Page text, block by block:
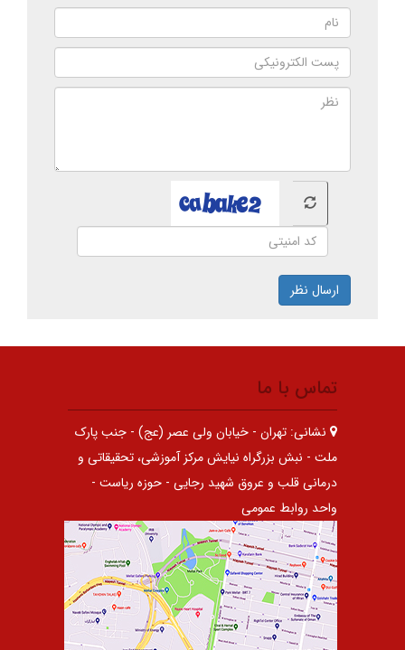
ارسال نظر
تماس با ما
نشانی: تهران - خیابان ولی عصر (عج) - جنب پارک
ملت - نبش بزرگراه نیایش مرکز آموزشی، تحقیقاتی و
درمانی قلب و عروق شهید رجایی - حوزه ریاست -
واحد روابط عمومی